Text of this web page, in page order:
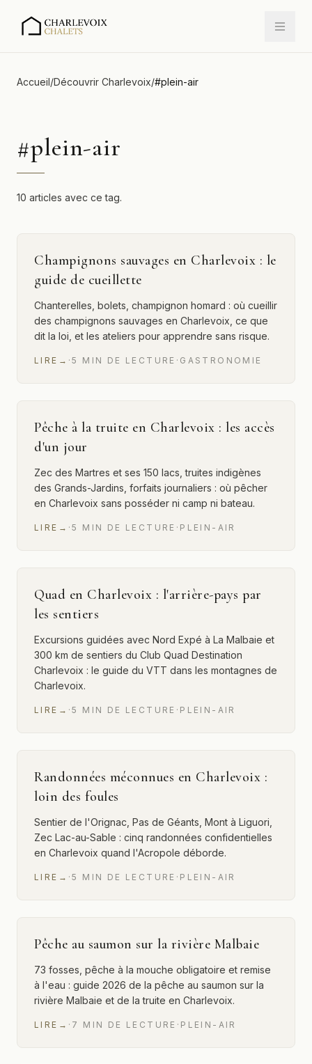
Accueil/Découvrir Charlevoix/#plein-air
#plein-air
10 articles avec ce tag.
Champignons sauvages en Charlevoix : le
guide de cueillette
Chanterelles, bolets, champignon homard : où cueillir
des champignons sauvages en Charlevoix, ce que
dit la loi, et les ateliers pour apprendre sans risque.
LIRE → ·5 MIN DE LECTURE · GASTRONOMIE
Pêche à la truite en Charlevoix : les accès
d'un jour
Zec des Martres et ses 150 lacs, truites indigènes
des Grands-Jardins, forfaits journaliers : où pêcher
en Charlevoix sans posséder ni camp ni bateau.
LIRE → ·5 MIN DE LECTURE · PLEIN-AIR
Quad en Charlevoix : l'arrière-pays par
les sentiers
Excursions guidées avec Nord Expé à La Malbaie et
300 km de sentiers du Club Quad Destination
Charlevoix : le guide du VTT dans les montagnes de
Charlevoix.
LIRE → ·5 MIN DE LECTURE · PLEIN-AIR
Randonnées méconnues en Charlevoix :
loin des foules
Sentier de l'Orignac, Pas de Géants, Mont à Liguori,
Zec Lac-au-Sable : cinq randonnées confidentielles
en Charlevoix quand l'Acropole déborde.
LIRE → ·5 MIN DE LECTURE · PLEIN-AIR
Pêche au saumon sur la rivière Malbaie
73 fosses, pêche à la mouche obligatoire et remise
à l'eau : guide 2026 de la pêche au saumon sur la
rivière Malbaie et de la truite en Charlevoix.
LIRE → · 7 MIN DE LECTURE · PLEIN-AIR